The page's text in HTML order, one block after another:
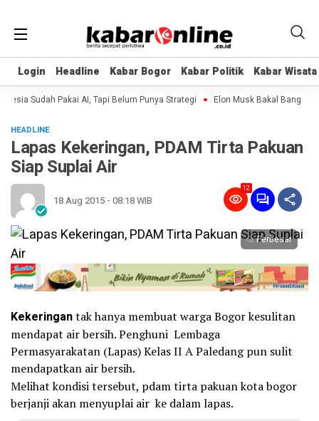
Login Headline Kabar Bogor Kabar Politik Kabar Wisata
Login Headline Kabar Bogor Kabar Politik Kabar Wisata
Sudah Pakai AI, Tapi Belum Punya Strategi Elon Musk Bakal Bangun
HEADLINE
Lapas Kekeringan, PDAM Tirta Pakuan
Siap Suplai Air
18 Aug 2015 - 08:18 WIB
12
Perbesar
Kekeringantak hanya membuat warga Bogor kesulitan
mendapat air bersih. Penghuni Lembaga
Permasyarakatan (Lapas) Kelas II A Paledang pun sulit
mendapatkan air bersih.
Melihat kondisi tersebut, pdam tirta pakuan kota bogor
berjanji akan menyuplai air ke dalam lapas.